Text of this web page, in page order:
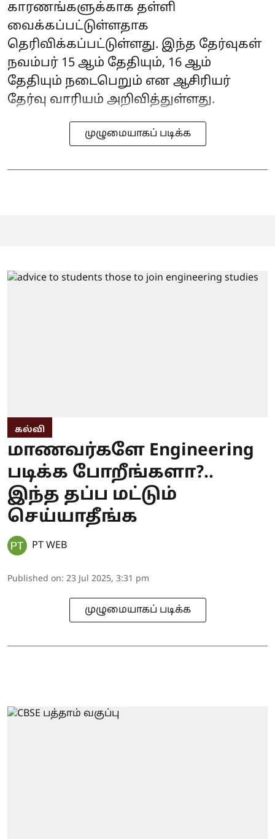
காரணங்களுக்காக தள்ளி
வைக்கப்பட்டுள்ளதாக
தெரிவிக்கப்பட்டுள்ளது. இந்த தேர்வுகள்
நவம்பர் 15 ஆம் தேதியும், 16 ஆம்
தேதியும் நடைபெறும் என ஆசிரியர்
தேர்வு வாரியம் அறிவித்துள்ளது.
முழுமையாகப் படிக்க
கல்வி
மாணவர்களே Engineering
படிக்க போறீங்களா?..
இந்த தப்ப மட்டும்
செய்யாதீங்க
PT WEB
Published on: 23 Jul 2025, 3:31 pm
முழுமையாகப் படிக்க